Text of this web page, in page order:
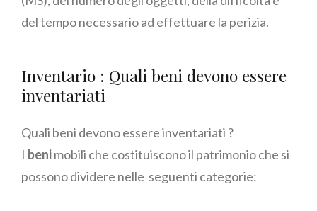
del tempo necessario ad effettuare la perizia.
Inventario : Quali beni devono essere
inventariati
Quali beni devono essere inventariati ?
I benimobili che costituiscono il patrimonio che si
possono dividere nelle seguenti categorie: